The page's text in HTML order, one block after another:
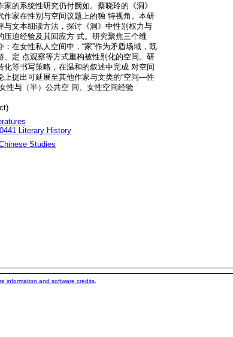
的系统性研究仍付阙如。蔡晓玲的《洞》
家在性别与空间议题上的独 特视角。本研
文本细读方法，探讨《洞》中性别权力与
迫经验及其回应方 式。研究聚焦三个维
在女性私人空间中，“家”作为矛盾场域，既
定 点观察等方式重构被性别化的空间。研
等书写策略，在温和的叙述中完成 对空间
提出可延展至其他作家与文类的“空间—性
性与（半）公共空 间、女性空间经验
Literary History
Studies
information and software credits.